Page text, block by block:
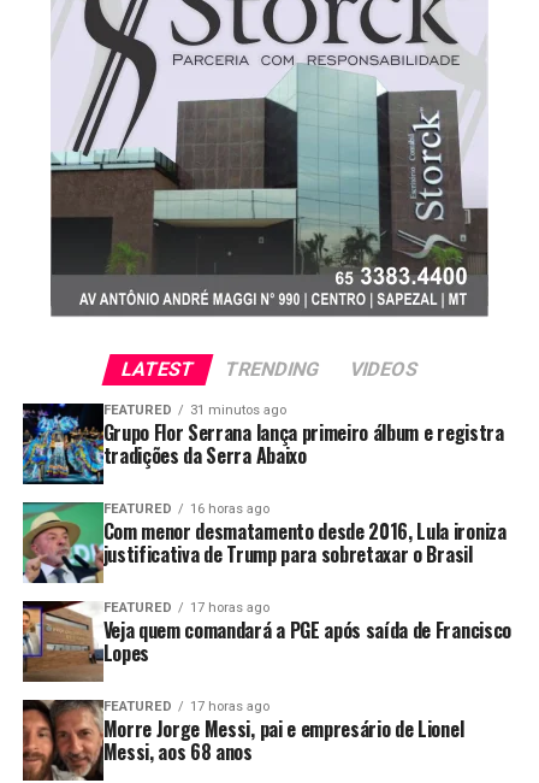
LATEST TRENDING VIDEOS
FEATURED 31 minutos ago
Grupo Flor Serrana lança primeiro álbum e registra
tradições da Serra Abaixo
FEATURED 16 horas ago
Com menor desmatamento desde 2016, Lula ironiza
justificativa de Trump para sobretaxar o Brasil
FEATURED 17 horas ago
Veja quem comandará a PGE após saída de Francisco
Lopes
FEATURED 17 horas ago
Morre Jorge Messi, pai e empresário de Lionel
Messi, aos 68 anos